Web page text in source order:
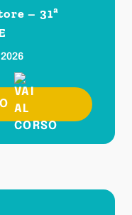
– 31ª
2026